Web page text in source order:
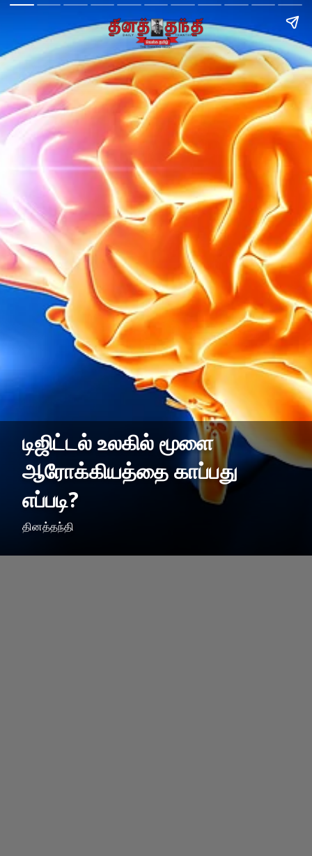
டிஜிட்டல் உலகில் மூளை
ஆரோக்கியத்தை காப்பது
எப்படி?
தினத்தந்தி